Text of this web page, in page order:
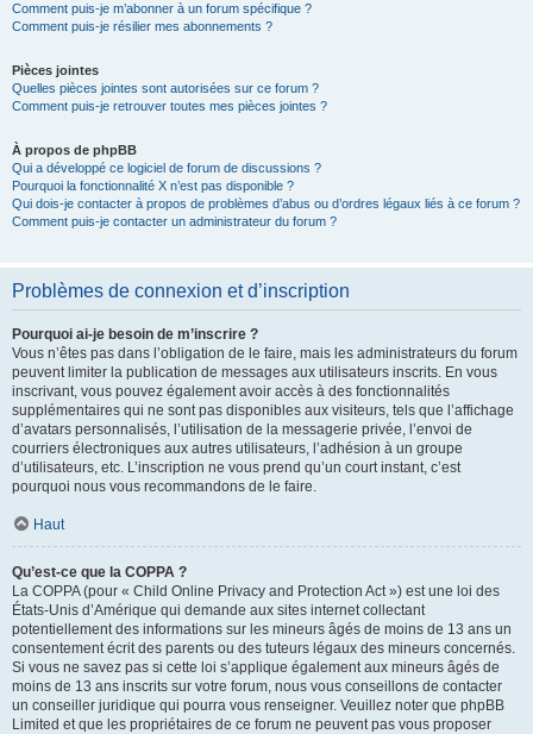
Comment puis-je m’abonner à un forum spécifique ?
Comment puis-je résilier mes abonnements ?
Pièces jointes
Quelles pièces jointes sont autorisées sur ce forum ?
Comment puis-je retrouver toutes mes pièces jointes ?
À propos de phpBB
Qui a développé ce logiciel de forum de discussions ?
Pourquoi la fonctionnalité X n’est pas disponible ?
Qui dois-je contacter à propos de problèmes d’abus ou d’ordres légaux liés à ce forum ?
Comment puis-je contacter un administrateur du forum ?
Problèmes de connexion et d’inscription
Pourquoi ai-je besoin de m’inscrire ?
Vous n’êtes pas dans l’obligation de le faire, mais les administrateurs du forum
peuvent limiter la publication de messages aux utilisateurs inscrits. En vous
inscrivant, vous pouvez également avoir accès à des fonctionnalités
supplémentaires qui ne sont pas disponibles aux visiteurs, tels que l’affichage
d’avatars personnalisés, l’utilisation de la messagerie privée, l’envoi de
courriers électroniques aux autres utilisateurs, l’adhésion à un groupe
d’utilisateurs, etc. L’inscription ne vous prend qu’un court instant, c’est
pourquoi nous vous recommandons de le faire.
Haut
Qu’est-ce que la COPPA ?
La COPPA (pour « Child Online Privacy and Protection Act ») est une loi des
États-Unis d’Amérique qui demande aux sites internet collectant
potentiellement des informations sur les mineurs âgés de moins de 13 ans un
consentement écrit des parents ou des tuteurs légaux des mineurs concernés.
Si vous ne savez pas si cette loi s’applique également aux mineurs âgés de
moins de 13 ans inscrits sur votre forum, nous vous conseillons de contacter
un conseiller juridique qui pourra vous renseigner. Veuillez noter que phpBB
Limited et que les propriétaires de ce forum ne peuvent pas vous proposer